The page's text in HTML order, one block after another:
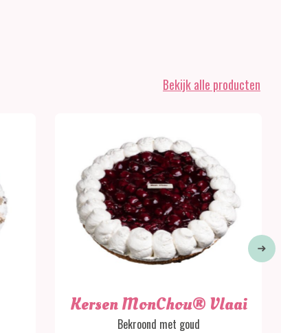
Bekijk alle producten
Kersen MonChou® Vlaai
Bekroond met goud